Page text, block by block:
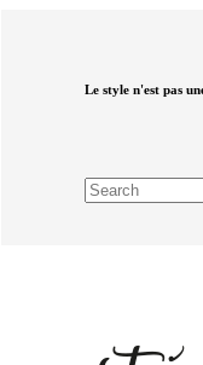
Le style n'est pas